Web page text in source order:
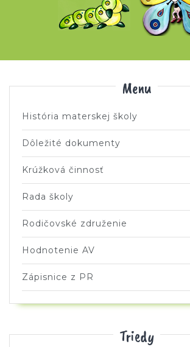
Menu
História materskej školy
Dôležité dokumenty
Krúžková činnosť
Rada školy
Rodičovské združenie
Hodnotenie AV
Zápisnice z PR
Triedy